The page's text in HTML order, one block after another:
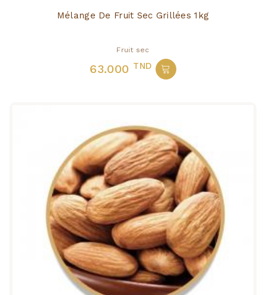
Mélange De Fruit Sec Grillées 1kg
Fruit sec
63.000 TND